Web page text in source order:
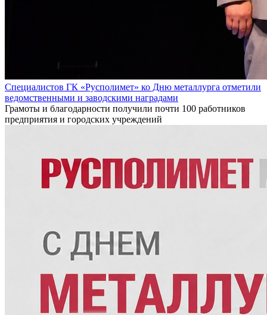
Специалистов ГК «Русполимет» ко Дню металлурга отметили
ведомственными и заводскими наградами
Грамоты и благодарности получили почти 100 работников
предприятия и городских учреждений